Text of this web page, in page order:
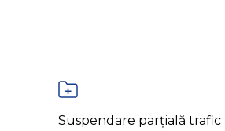
Suspendare parțială